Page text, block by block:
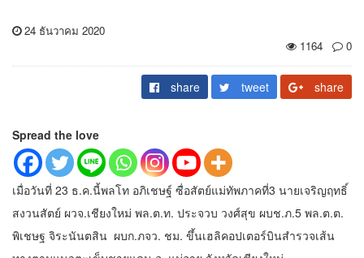
24 ธันวาคม 2020
1164
0
share tweet share
Spread the love
เมื่อวันที่ 23 ธ.ค.นี้พลโท อภิเชษฐ์ ซื่อสัตย์แม่ทัพภาคที่3 นายเจริญฤทธิ์
สงวนสัตย์ ผวจ.เชียงใหม่ พล.ต.ท. ประจวบ วงศ์สุข ผบช.ภ.5 พล.ต.ต.
พิเชษฐ จิระนันตสิน ผบก.ภจว. ชม. ขึ้นเฮลิคอปเตอร์บินสำรวจเส้น